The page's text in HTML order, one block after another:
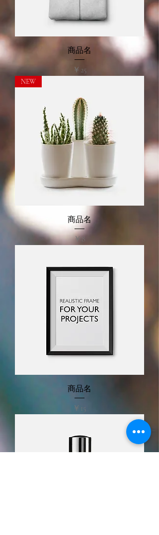
商品名
価格
￥25
NEW
商品名
価格
￥8
商品名
価格
￥15